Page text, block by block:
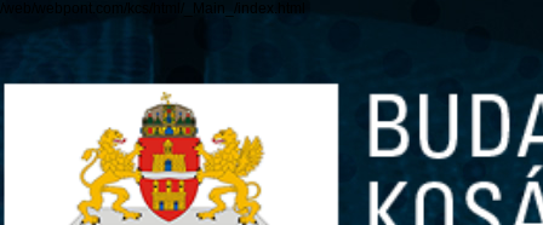
/web/webpont.com/kcs/html/_Main_/index.html